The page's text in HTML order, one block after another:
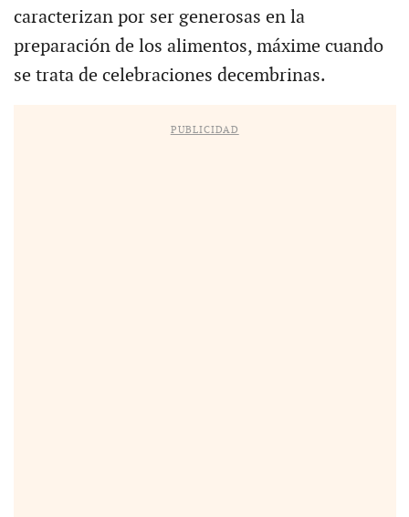
caracterizan por ser generosas en la
preparación de los alimentos, máxime cuando
se trata de celebraciones decembrinas.
PUBLICIDAD